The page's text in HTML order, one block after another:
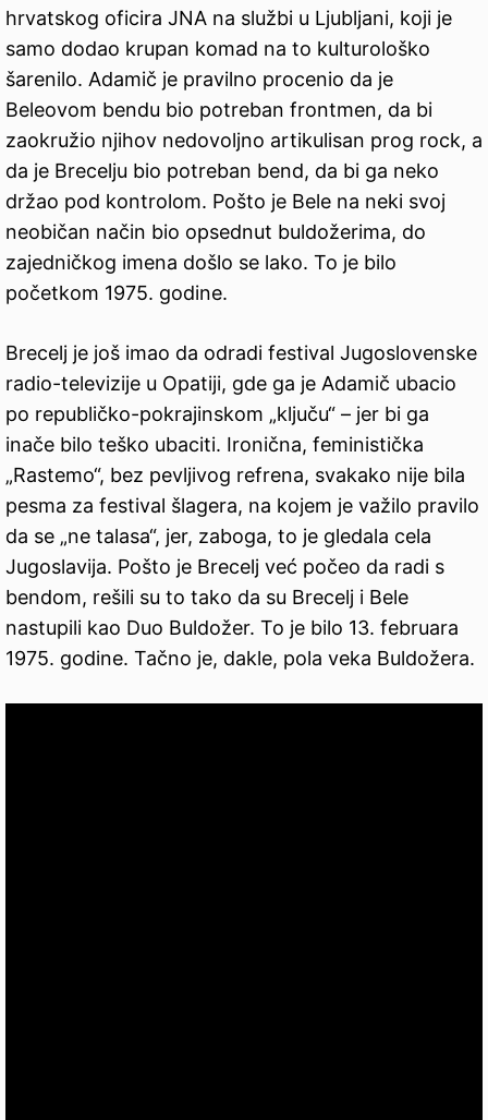
hrvatskog oficira JNA na službi u Ljubljani, koji je
samo dodao krupan komad na to kulturološko
šarenilo. Adamič je pravilno procenio da je
Beleovom bendu bio potreban frontmen, da bi
zaokružio njihov nedovoljno artikulisan prog rock, a
da je Brecelju bio potreban bend, da bi ga neko
držao pod kontrolom. Pošto je Bele na neki svoj
neobičan način bio opsednut buldožerima, do
zajedničkog imena došlo se lako. To je bilo
početkom 1975. godine.
Brecelj je još imao da odradi festival Jugoslovenske
radio-televizije u Opatiji, gde ga je Adamič ubacio
po republičko-pokrajinskom „ključu“ – jer bi ga
inače bilo teško ubaciti. Ironična, feministička
„Rastemo“, bez pevljivog refrena, svakako nije bila
pesma za festival šlagera, na kojem je važilo pravilo
da se „ne talasa“, jer, zaboga, to je gledala cela
Jugoslavija. Pošto je Brecelj već počeo da radi s
bendom, rešili su to tako da su Brecelj i Bele
nastupili kao Duo Buldožer. To je bilo 13. februara
1975. godine. Tačno je, dakle, pola veka Buldožera.